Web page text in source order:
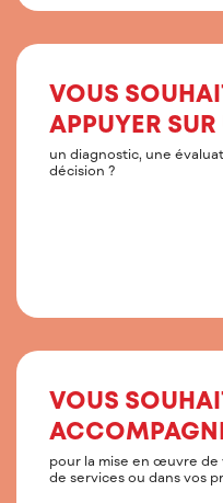
VOUS
APPUYER
un diagnostic, une
décision ?
VOUS
pour la mise en œuvre
de services ou dans vos